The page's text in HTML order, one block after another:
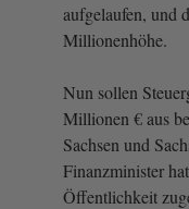
aufgelaufen, und
Millionenhöhe.
Nun sollen
Millionen € aus
Sachsen und
Finanzminister
Öffentlichkeit